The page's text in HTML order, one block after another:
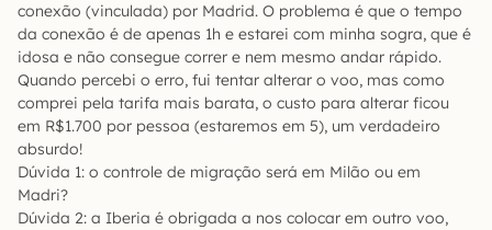
conexão (vinculada) por Madrid. O problema é que o tempo
da conexão é de apenas 1h e estarei com minha sogra, que é
idosa e não consegue correr e nem mesmo andar rápido.
Quando percebi o erro, fui tentar alterar o voo, mas como
comprei pela tarifa mais barata, o custo para alterar ficou
em R$1.700 por pessoa (estaremos em 5), um verdadeiro
absurdo!
Dúvida 1: o controle de migração será em Milão ou em
Madri?
Dúvida 2: a Iberia é obrigada a nos colocar em outro voo,